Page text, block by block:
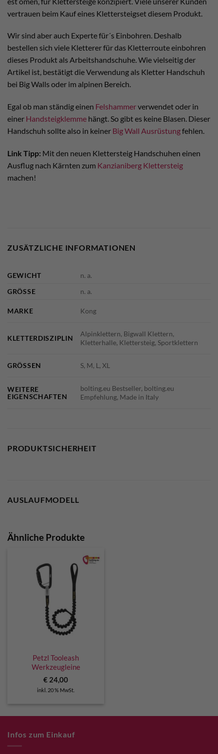
vertrauen beim Kauf eines Klettersteigset diesem Produkt.
Wir sind aber auch Experte für´s Einbohren. Deshalb
bestellen sich viele Kletterer für das Kletterroute einbohren
dieses Produkt als Arbeitshandschuhe. Wie vielseitig der
Artikel ist, bestätigt die Verwendung als Kletter Handschuh
bei Big Walls oder im alpinen Bereich.
Egal ob man ständig einen Felshammerverwendet oder in
einer Handsteigklemme hängt. So gibt es keine Blasen. Dieser
Handschuh sollte also in keiner Big Wall Ausrüstungfehlen.
Link Tipp: Mit den neuen Klettersteig Handschuhen einen
Ausflug nach Kärnten zum Kanzianiberg Klettersteig
machen!
ZUSÄTZLICHE INFORMATIONEN
GEWICHT
n. a.
GRÖSSE
n. a.
MARKE Kong
KLETTERDISZIPLIN
Alpinklettern, Bigwall Klettern,
Kletterhalle, Klettersteig, Sportklettern
GRÖSSEN S, M, L, XL
WEITERE
EIGENSCHAFTEN
bolting.eu Bestseller, bolting.eu
Empfehlung, Made in Italy
PRODUKTSICHERHEIT
AUSLAUFMODELL
Ähnliche Produkte
Petzl Tooleash
Werkzeugleine
€ 24,00
inkl. 20 % MwSt.
Infos zum Einkauf